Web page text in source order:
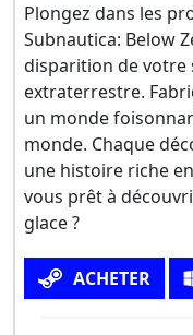
Plongez dans les
Subnautica: Below
disparition de
extraterrestre.
un monde
monde. Chaque
une histoire riche
vous prêt à
glace ?
ACHETER